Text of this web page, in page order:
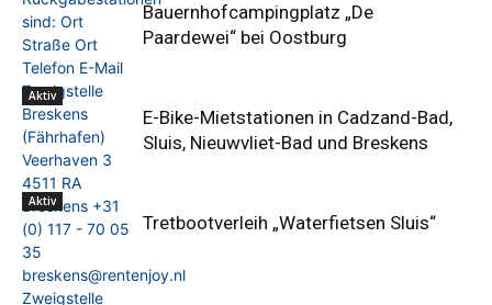
Bauernhofcampingplatz „De
Paardewei“ bei Oostburg
Aktiv
E-Bike-Mietstationen in Cadzand-Bad,
Sluis, Nieuwvliet-Bad und Breskens
Aktiv
Tretbootverleih „Waterfietsen Sluis“